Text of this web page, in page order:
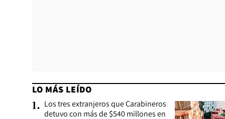
LO MÁS LEÍDO
1. Los tres extranjeros que Carabineros
detuvo con más de $540 millones en